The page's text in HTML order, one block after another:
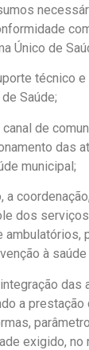
Único de
técnico
Saúde;
de
das
municipal;
dos
ambulatórios,
à
das
a
exigido,